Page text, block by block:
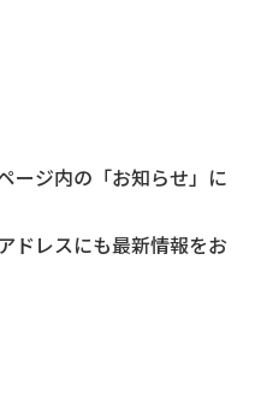
ージ内の「お知らせ」に
ドレスにも最新情報をお